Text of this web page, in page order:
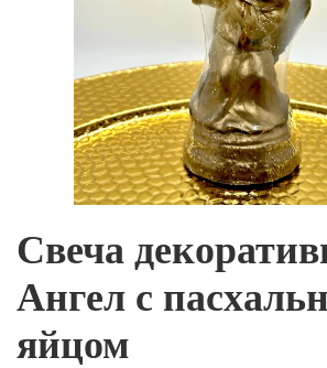
Свеча
Ангел с
яйцом